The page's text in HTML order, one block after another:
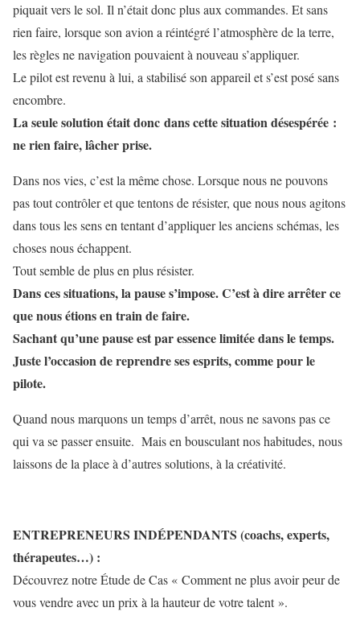
piquait vers le sol. Il n’était donc plus aux commandes. Et sans
rien faire, lorsque son avion a réintégré l’atmosphère de la terre,
les règles ne navigation pouvaient à nouveau s’appliquer.
Le pilot est revenu à lui, a stabilisé son appareil et s’est posé sans
encombre.
La seule solution était donc dans cette situation désespérée :
ne rien faire, lâcher prise.
Dans nos vies, c’est la même chose. Lorsque nous ne pouvons
pas tout contrôler et que tentons de résister, que nous nous agitons
dans tous les sens en tentant d’appliquer les anciens schémas, les
choses nous échappent.
Tout semble de plus en plus résister.
Dans ces situations, la pause s’impose. C’est à dire arrêter ce
que nous étions en train de faire.
Sachant qu’une pause est par essence limitée dans le temps.
Juste l’occasion de reprendre ses esprits, comme pour le
pilote.
Quand nous marquons un temps d’arrêt, nous ne savons pas ce
qui va se passer ensuite. Mais en bousculant nos habitudes, nous
laissons de la place à d’autres solutions, à la créativité.
ENTREPRENEURS INDÉPENDANTS (coachs, experts,
thérapeutes…) :
Découvrez notre Étude de Cas « Comment ne plus avoir peur de
vous vendre avec un prix à la hauteur de votre talent ».